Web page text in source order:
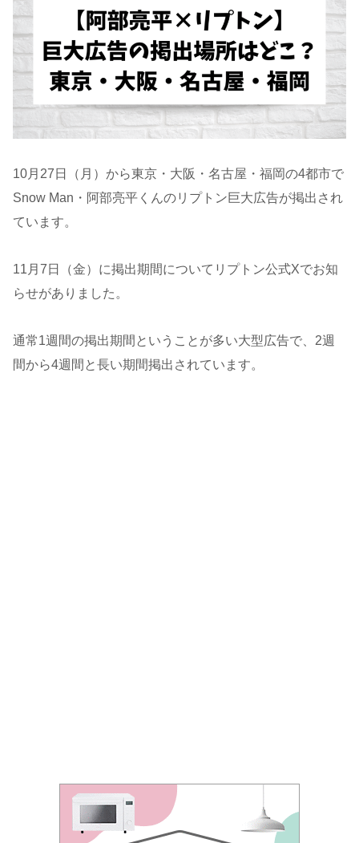
10月27日（月）から東京・大阪・名古屋・福岡の4都市で
Snow Man・阿部亮平くんのリプトン巨大広告が掲出され
ています。
11月7日（金）に掲出期間についてリプトン公式Xでお知
らせがありました。
通常1週間の掲出期間ということが多い大型広告で、2週
間から4週間と長い期間掲出されています。